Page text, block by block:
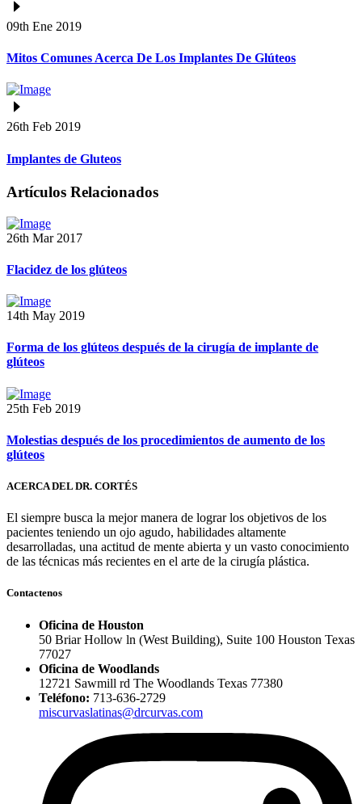
09th Ene 2019
Mitos Comunes Acerca De Los Implantes De Glúteos
26th Feb 2019
Implantes de Gluteos
Artículos Relacionados
26th Mar 2017
Flacidez de los glúteos
14th May 2019
Forma de los glúteos después de la cirugía de implante de
glúteos
25th Feb 2019
Molestias después de los procedimientos de aumento de los
glúteos
ACERCA DEL DR. CORTÉS
El siempre busca la mejor manera de lograr los objetivos de los
pacientes teniendo un ojo agudo, habilidades altamente
desarrolladas, una actitud de mente abierta y un vasto conocimiento
de las técnicas más recientes en el arte de la cirugía plástica.
Contactenos
Oficina de Houston
50 Briar Hollow ln (West Building), Suite 100 Houston Texas
77027
Oficina de Woodlands
12721 Sawmill rd The Woodlands Texas 77380
Teléfono: 713-636-2729
miscurvaslatinas@drcurvas.com